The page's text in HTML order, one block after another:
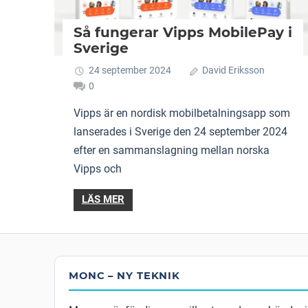
Så fungerar Vipps MobilePay i
Sverige
24 september 2024
David Eriksson
0
Vipps är en nordisk mobilbetalningsapp som
lanserades i Sverige den 24 september 2024
efter en sammanslagning mellan norska
Vipps och
LÄS MER
MONC – NY TEKNIK